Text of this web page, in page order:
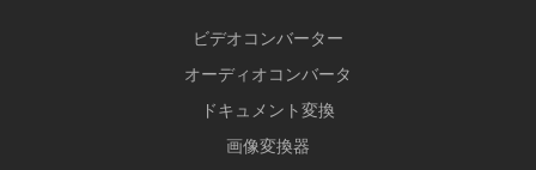
ビデオコンバーター
オーディオコンバータ
ドキュメント変換
画像変換器